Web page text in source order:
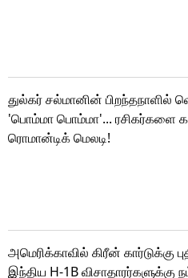
துல்கர் சல்மானின் பிறந்தநாளில்
'பொம்மா பொம்மா'... ரசிகர்களை
ரொமான்டிக் மெலடி!
அமெரிக்காவில் கிரீன் கார்டுக்கு
இந்திய H-1B விசாதாரர்களுக்கு